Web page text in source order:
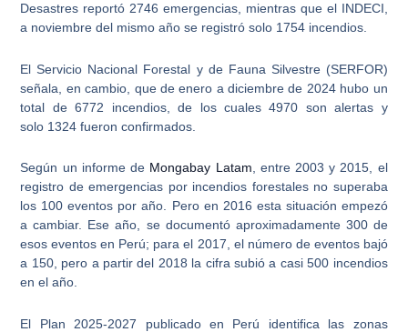
Desastres reportó 2746 emergencias, mientras que el INDECI,
a noviembre del mismo año se registró solo 1754 incendios.
El Servicio Nacional Forestal y de Fauna Silvestre (SERFOR)
señala, en cambio, que deenero a diciembre de 2024 hubo un
total de6772 incendios, de los cuales4970 sonalertas y
solo 1324 fueronconfirmados
Según un informe de Mongabay Latam , entre 2003 y 2015, el
registro de emergencias por incendios forestales no superaba
los 100 eventos por año. Pero en 2016 esta situación empezó
a cambiar. Ese año, se documentó aproximadamente 300 de
esos eventos en Perú; para el 2017, el número de eventos bajó
a 150, pero a partir del 2018 la cifra subió a casi 500 incendios
en el año
El Plan 2025-2027 publicado en Perú identifica las zonas